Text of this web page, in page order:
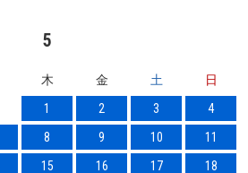
5
木 金 土
日
1
2 3
4
8 9 10
11
15 16 17
18